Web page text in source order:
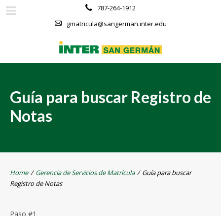
787-264-1912
gmatricula@sangerman.inter.edu
Guía para buscar Registro de
Notas
Home / Gerencia de Servicios de Matrícula / Guía para buscar
Registro de Notas
Paso #1